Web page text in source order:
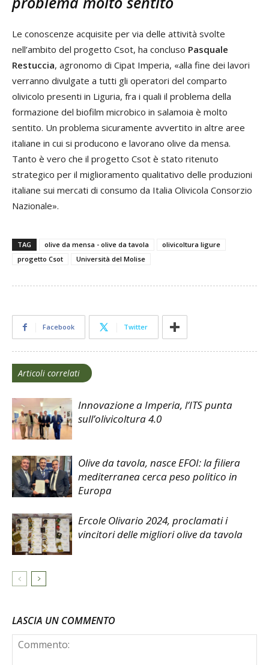
Le conoscenze acquisite per via delle attività svolte
nell’ambito del progetto Csot, ha concluso Pasquale
Restuccia, agronomo di Cipat Imperia, «alla fine dei lavori
verranno divulgate a tutti gli operatori del comparto
olivicolo presenti in Liguria, fra i quali il problema della
formazione del biofilm microbico in salamoia è molto
sentito. Un problema sicuramente avvertito in altre aree
italiane in cui si producono e lavorano olive da mensa.
Tanto è vero che il progetto Csot è stato ritenuto
strategico per il miglioramento qualitativo delle produzioni
italiane sui mercati di consumo da Italia Olivicola Consorzio
Nazionale».
TAG olive da mensa - olive da tavola
olivicoltura ligure
progetto Csot
Università del Molise
Facebook Twitter
Articoli correlati
Innovazione a Imperia, l’ITS punta
sull’olivicoltura 4.0
Olive da tavola, nasce EFOI: la filiera
mediterranea cerca peso politico in
Europa
Ercole Olivario 2024, proclamati i
vincitori delle migliori olive da tavola
LASCIA UN COMMENTO